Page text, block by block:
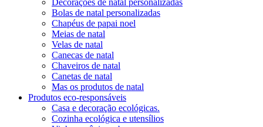
Bolas de natal personalizadas
Chapéus de papai noel
Meias de natal
Velas de natal
Canecas de natal
Chaveiros de natal
Canetas de natal
Mas os produtos de natal
Produtos eco-responsáveis
Casa e decoração ecológicas.
Cozinha ecológica e utensílios